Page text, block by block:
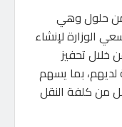
من حلول وهي
الوزارة لإنشاء
خلال تحفيز
لديهم، بما يسهم
من كلفة النقل